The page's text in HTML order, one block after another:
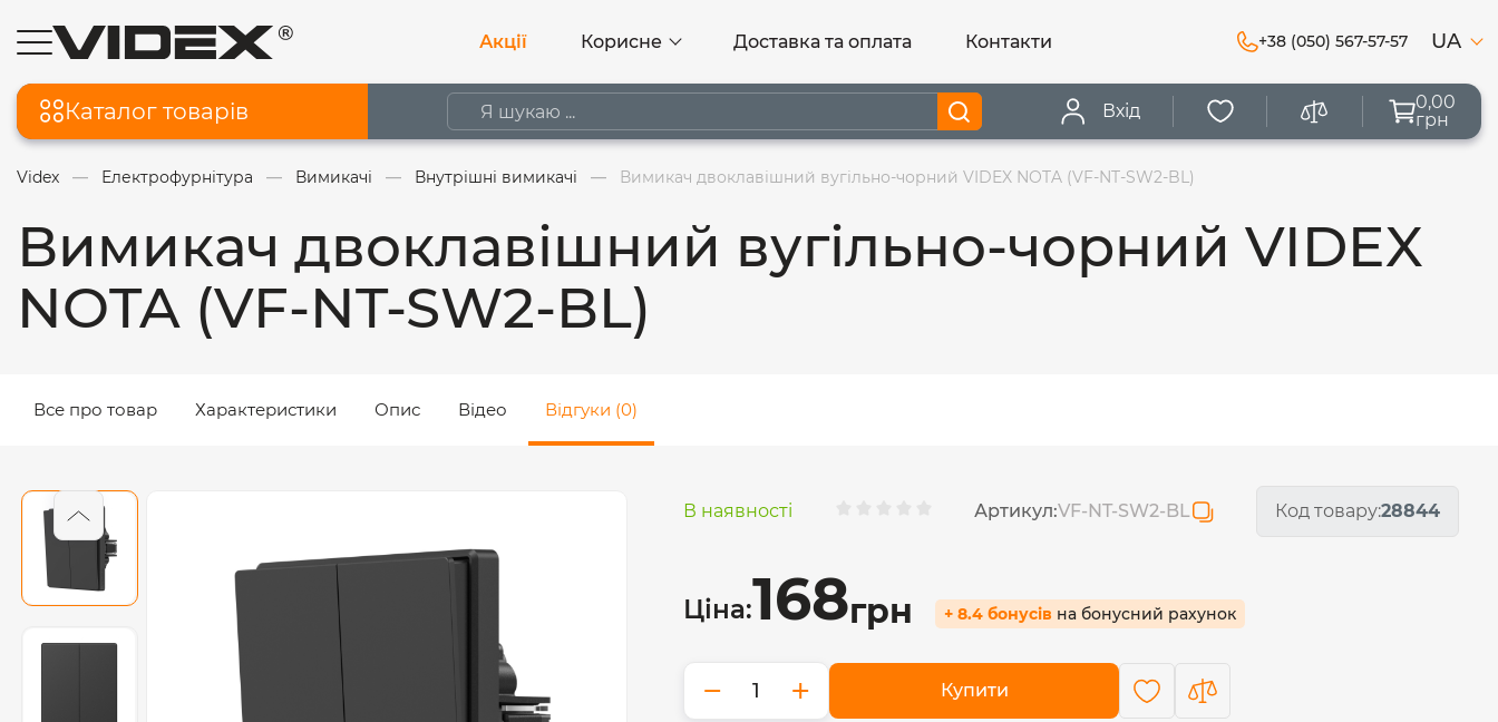
Акції Корисне Доставка та оплата Контакти +38 (050) 567-57-57 UA
Каталог товарів Вхід
0,00
грн
Videx Електрофурнітура Вимикачі Внутрішні вимикачі Вимикач двоклавішний вугільно-чорний VIDEX NOTA (VF-NT-SW2-BL)
Вимикач двоклавішний вугільно-чорний VIDEX
NOTA (VF-NT-SW2-BL)
Все про товар Характеристики Опис Відео Відгуки (0)
В наявності Артикул:VF-NT-SW2-BL Код товару:28844
Ціна:168грн + 8.4 бонусів на бонусний рахунок
− + Купити